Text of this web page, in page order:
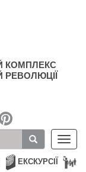
КОМПЛЕКС
РЕВОЛЮЦІЇ
ЕКСКУРСІЇ